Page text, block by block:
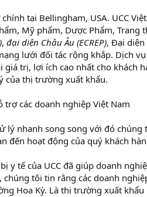
tại Bellingham, USA. UCC
Mỹ phẩm, Dược Phẩm,
, đại diện Châu Âu (ECREP), Đại diện
lưới đối tác rộng khắp. Dịch
trị, lợi ích cao nhất cho khách
của thị trường xuất khẩu.
trợ các doanh nghiệp Việt Nam
lý nhanh song song với đó
đến hoạt động của quý khách
y tế của UCC đã giúp doanh
tôi tin rằng các doanh
Hoa Kỳ. Là thị trường xuất